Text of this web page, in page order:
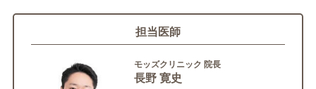
担当医師
モッズクリニック 院長
長野 寛史